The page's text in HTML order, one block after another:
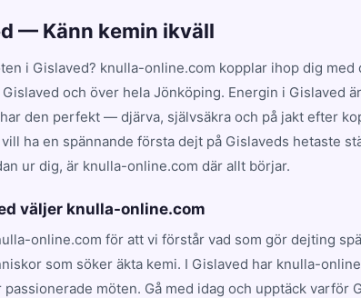
— Känn kemin ikväll
i Gislaved? knulla-online.com kopplar ihop dig med
och över hela Jönköping. Energin i Gislaved
den perfekt — djärva, självsäkra och på jakt efter
ha en spännande första dejt på Gislaveds hetaste
ur dig, är knulla-online.com där allt börjar.
väljer knulla-online.com
online.com för att vi förstår vad som gör dejting
som söker äkta kemi. I Gislaved har knulla-
möten. Gå med idag och upptäck varför